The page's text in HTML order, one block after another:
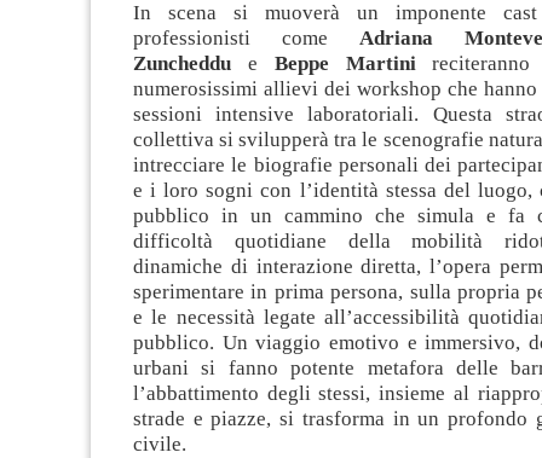
In scena si muoverà un imponente
professionisti come Adriana
Zuncheddu e Beppe Martini
numerosissimi allievi dei workshop che
sessioni intensive laboratoriali. Questa
collettiva si svilupperà tra le scenografie
intrecciare le biografie personali dei
e i loro sogni con l’identità stessa del
pubblico in un cammino che simula e fa
difficoltà quotidiane della mobilità
dinamiche di interazione diretta, l’opera
sperimentare in prima persona, sulla propria
e le necessità legate all’accessibilità
pubblico. Un viaggio emotivo e immersivo,
urbani si fanno potente metafora delle
l’abbattimento degli stessi, insieme al
strade e piazze, si trasforma in un profondo
civile.